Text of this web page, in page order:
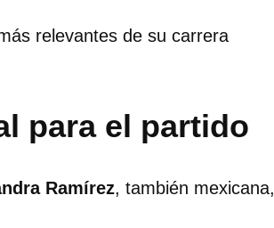
relevantes de su carrera
para el partido
Ramírez, también mexicana,